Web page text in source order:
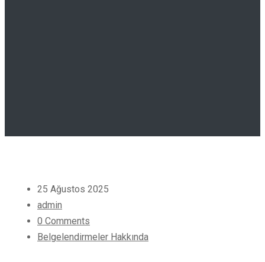
25 Ağustos 2025
admin
0 Comments
Belgelendirmeler Hakkında